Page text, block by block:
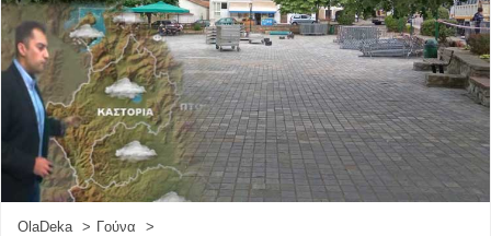
OlaDeka
Γούνα